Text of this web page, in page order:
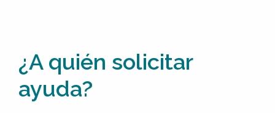
¿A quién solicitar
ayuda?